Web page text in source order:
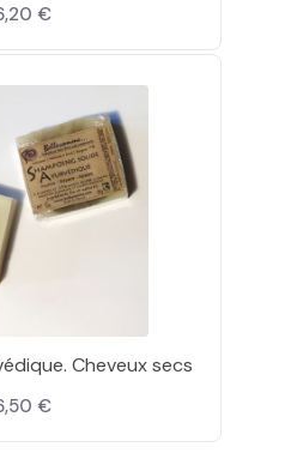
€
Cheveux secs
€